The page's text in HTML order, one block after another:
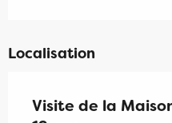
Localisation
Visite de la